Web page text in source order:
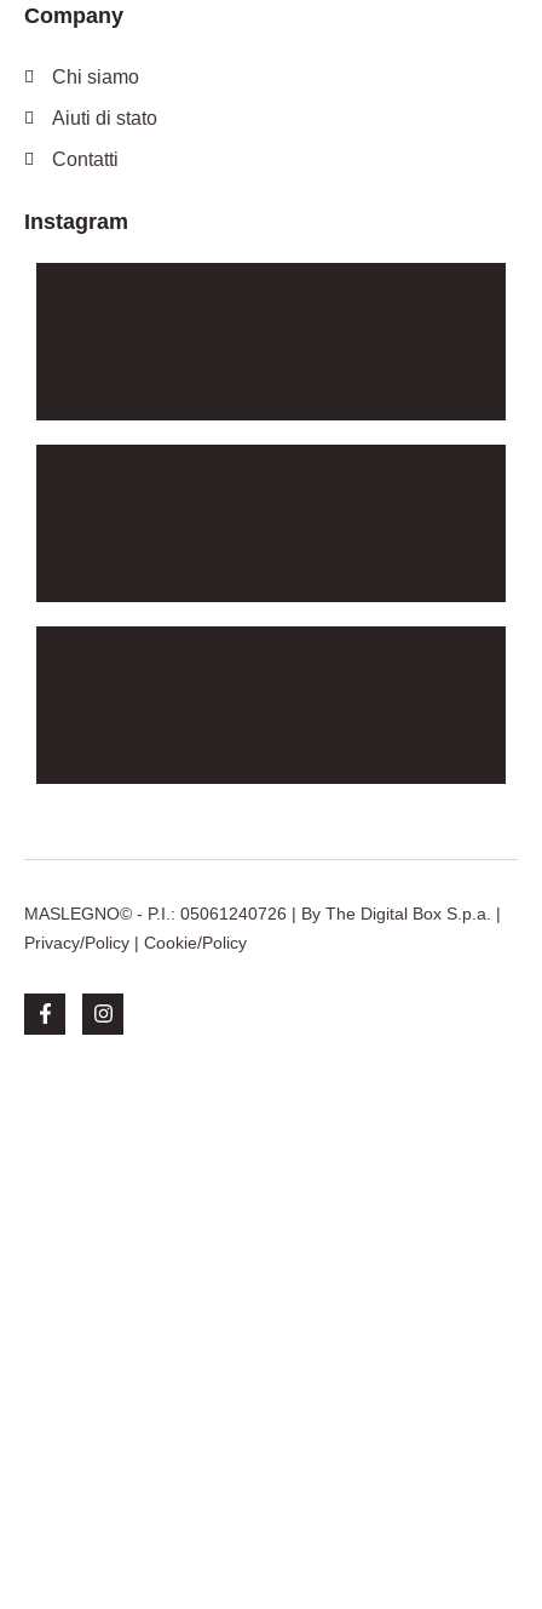
Company
Chi siamo
Aiuti di stato
Contatti
Instagram
MASLEGNO© - P.I.: 05061240726 | By The Digital Box S.p.a.
|
Privacy/Policy | Cookie/Policy